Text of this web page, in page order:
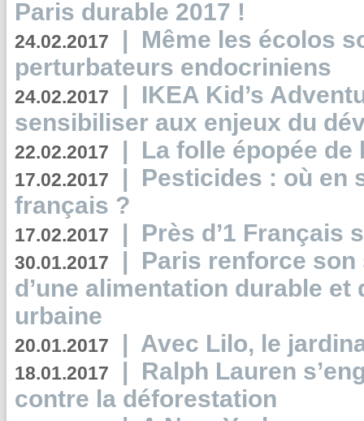
Paris durable 2017 !
24.02.2017 | Même les écolos
perturbateurs endocriniens
24.02.2017 | IKEA Kid’s
sensibiliser aux enjeux du
22.02.2017 | La folle épopée de
17.02.2017 | Pesticides : où en
français ?
17.02.2017 | Près d’1 Français
30.01.2017 | Paris renforce
d’une alimentation durable et
urbaine
20.01.2017 | Avec Lilo, le
18.01.2017 | Ralph Lauren
contre la déforestation